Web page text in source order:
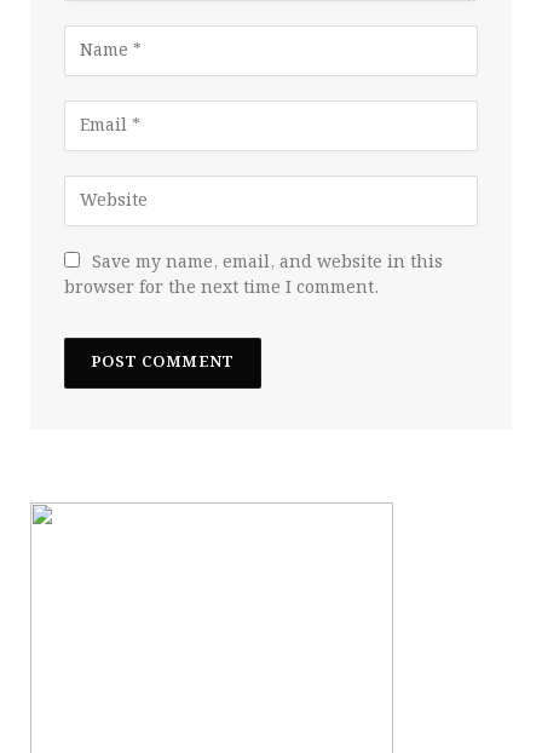
Save my name, email, and website in this
browser for the next time I comment.